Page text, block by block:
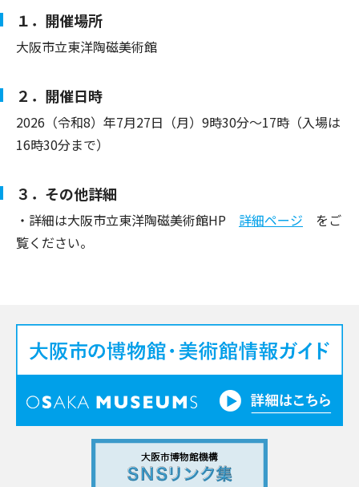
１．開催場所
大阪市立東洋陶磁美術館
２．開催日時
2026（令和8）年7月27日（月）9時30分～17時（入場は
16時30分まで）
３．その他詳細
・詳細は大阪市立東洋陶磁美術館HP 詳細ページ をご
覧ください。